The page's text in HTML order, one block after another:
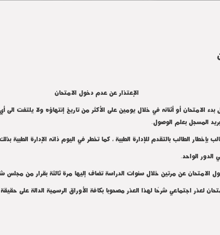
الإعتذار عن عدم دخول الامتحان
الامتحان أو أثنائه في خلال يومين على الأكثر من تاريخ إنتهاؤه ولا يلتفت
المسجل بعلم الوصول.
.
لعذر اجتماعي شرحًا لهذا العذر مصحوبا بكافة الأوراق الرسمية الدالة على